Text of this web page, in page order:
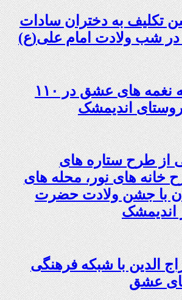
تکلیف به دختران سادات
در شب ولادت امام علی(ع)
ایجاد ۱۱۰ شعبه نغمه های عشق در ۱۱۰
اندیمشک
از طرح ستاره های
خانه های نور، محله های
با جشن ولادت حضرت
الدین با شبکه فرهنگی
عشق